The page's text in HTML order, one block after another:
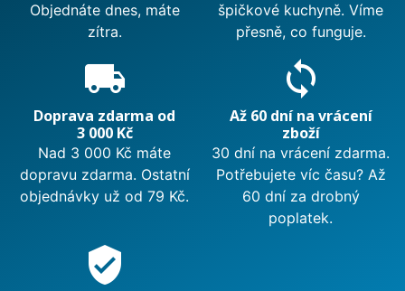
Objednáte dnes, máte
zítra.
špičkové kuchyně. Víme
přesně, co funguje.
local_shipping
Doprava zdarma od
3 000 Kč
Nad 3 000 Kč máte
dopravu zdarma. Ostatní
objednávky už od 79 Kč.
sync
Až 60 dní na vrácení
zboží
30 dní na vrácení zdarma.
Potřebujete víc času? Až
60 dní za drobný
poplatek.
verified_user